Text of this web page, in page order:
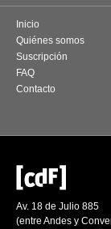
Inicio
Quiénes somos
Suscripción
FAQ
Contacto
Av. 18 de Julio 885
(entre Andes y